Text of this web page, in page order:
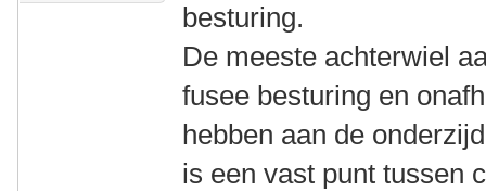
besturing.
De meeste achterwiel
fusee besturing en
hebben aan de
is een vast punt tussen